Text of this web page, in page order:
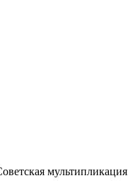
мультипликация